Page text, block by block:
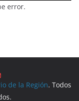
error.
de la Región. Todos